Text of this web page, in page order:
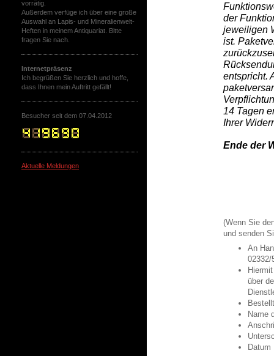
der
jeweiligen
ist.
entspricht.
14 Tagen
Ihrer
Ende der
(Wenn Sie
und senden
An
02332/
über
Name
Datum
vorrätig.
Außerdem verfüge ich über eine große
Auswahl an Lapis- und Mineralienwelt-
Heften in meinem Antiquariat. Bitte
fragen Sie nach.
Internetpräsenz
Ich begrüßen Sie herzlich und hoffe,
dass Ihnen mein Auftritt gefällt!
Besucher seit dem 07.04.2012
Aktuelle Meldungen